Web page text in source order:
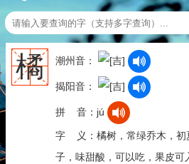
橘 潮州音：
揭阳音：
拼 音：jú
字 义：橘树，常绿乔木，初
子，味甜酸，可以吃，果皮可